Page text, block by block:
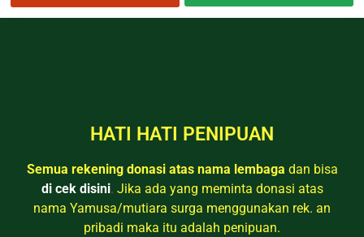
HATI HATI PENIPUAN
Semua rekening donasi atas nama lembaga dan bisa
di cek disini. Jika ada yang meminta donasi atas
nama Yamusa/mutiara surga menggunakan rek. an
pribadi maka itu adalah penipuan.